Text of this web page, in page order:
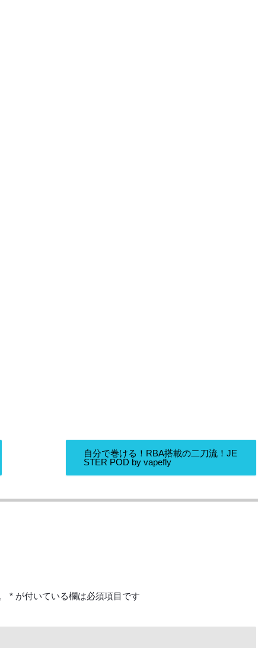
自分で巻ける！RBA搭載の二刀流！JE
STER POD by vapefly
*が付いている欄は必須項目です